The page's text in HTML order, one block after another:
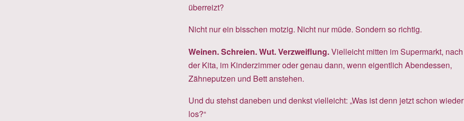
überreizt?
Nicht nur ein bisschen motzig. Nicht nur müde. Sondern so richtig.
Weinen. Schreien. Wut. Verzweiflung.Vielleicht mitten im Supermarkt, nach
der Kita, im Kinderzimmer oder genau dann, wenn eigentlich Abendessen,
Zähneputzen und Bett anstehen.
Und du stehst daneben und denkst vielleicht: „Was ist denn jetzt schon wieder
los?“